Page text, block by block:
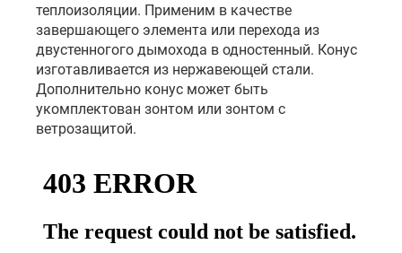
теплоизоляции. Применим в качестве
завершающего элемента или перехода из
двустенногого дымохода в одностенный. Конус
изготавливается из нержавеющей стали.
Дополнительно конус может быть
укомплектован зонтом или зонтом с
ветрозащитой.